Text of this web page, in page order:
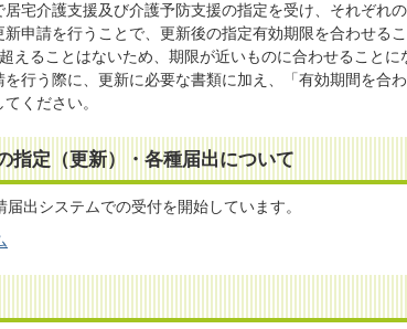
宅介護支援及び介護予防支援の指定を受け、それぞれ
申請を行うことで、更新後の指定有効期限を合わせる
えることはないため、期限が近いものに合わせることに
行う際に、更新に必要な書類に加え、「有効期間を合
ください。
指定（更新）・各種届出について
出システムでの受付を開始しています。